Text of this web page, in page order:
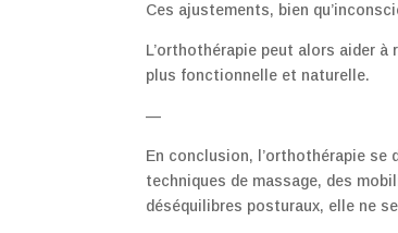
Ces ajustements, bien
L’orthothérapie peut alors aider
plus fonctionnelle et naturelle.
—
En conclusion, l’orthothérapie se
techniques de massage, des
déséquilibres posturaux, elle ne